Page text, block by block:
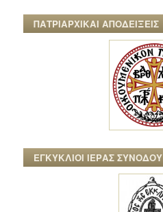
ΠΑΤΡΙΑΡΧΙΚΑΙ ΑΠΟΔΕΙΞΕΙΣ
ΕΓΚΥΚΛΙΟΙ ΙΕΡΑΣ ΣΥΝΟΔΟΥ